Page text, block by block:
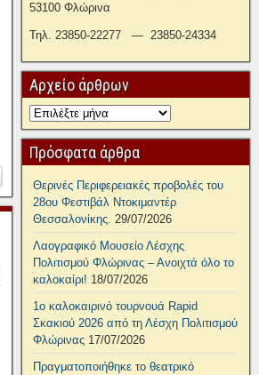
53100 Φλώρινα
Τηλ. 23850-22277 — 23850-24334
Αρχείο άρθρων
Πρόσφατα άρθρα
Θερινές Περιφερειακές προβολές του
28ου Φεστιβάλ Ντοκιμαντέρ
Θεσσαλονίκης. 29/07/2026
Λαογραφικό Μουσείο Λέσχης
Πολιτισμού Φλώρινας – Ανοιχτά όλο το
καλοκαίρι! 18/07/2026
1ο καλοκαιρινό τουρνουά Rapid
Σκακιού 2026 από τη Λέσχη Πολιτισμού
Φλώρινας 17/07/2026
Πραγματοποιήθηκε το θεατρικό